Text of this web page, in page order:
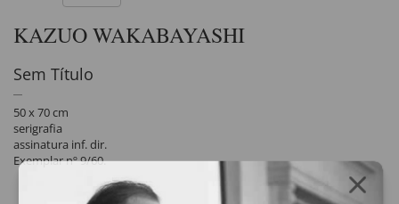
KAZUO WAKABAYASHI
Sem Título
50 x 70 cm
serigrafia
assinatura inf. dir.
Exemplar nº 9/60.